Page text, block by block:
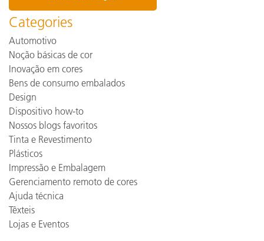
Categories
Automotivo
Noção básicas de cor
Inovação em cores
Bens de consumo embalados
Design
Dispositivo how-to
Nossos blogs favoritos
Tinta e Revestimento
Plásticos
Impressão e Embalagem
Gerenciamento remoto de cores
Ajuda técnica
Têxteis
Lojas e Eventos